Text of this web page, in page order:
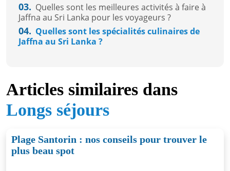
03. Quelles sont les meilleures activités à faire à
Jaffna au Sri Lanka pour les voyageurs ?
04. Quelles sont les spécialités culinaires de
Jaffna au Sri Lanka ?
Articles similaires dans
Longs séjours
Plage Santorin : nos conseils pour trouver le
plus beau spot